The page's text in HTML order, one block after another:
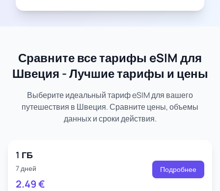
Сравните все тарифы eSIM для
Швеция - Лучшие тарифы и цены
Выберите идеальный тариф eSIM для вашего
путешествия в Швеция. Сравните цены, объемы
данных и сроки действия.
1 ГБ
7 дней
2.49€
Подробнее